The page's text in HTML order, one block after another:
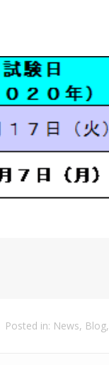
Posted in: News, Blog,